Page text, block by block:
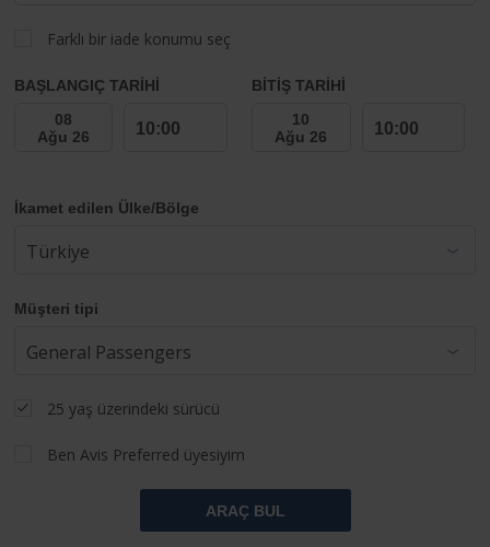
Farklı bir iade konumu seç
BAŞLANGIÇ TARİHİ BİTİŞ TARİHİ
İkamet edilen Ülke/Bölge
Müşteri tipi
25 yaş üzerindeki sürücü
Ben Avis Preferred üyesiyim
ARAÇ BUL